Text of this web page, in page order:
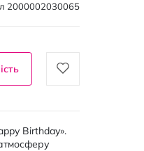
2000002030065
Birthday».